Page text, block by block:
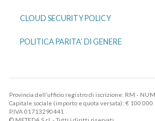
CLOUD SECURITY POLICY
POLITICA PARITA’ DI GENERE
Provincia dell’ufficio registro di iscrizione: RM -
Capitale sociale (importo e quota versata): € 100.000
P.IVA 01713290441